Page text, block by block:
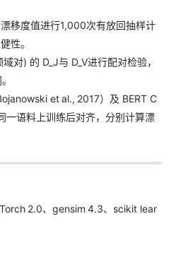
移度值进行1,000次有放回抽样计
性。
对) 的 D_J与 D_V进行配对检验，
et al., 2017）及 BERT C
一语料上训练后对齐，分别计算漂
2.0、gensim 4.3、scikit lear